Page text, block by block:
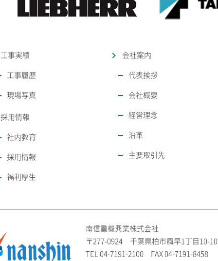
工事実績
工事履歴
現場写真
採用情報
社内教育
採用情報
福利厚生
会社案内
代表挨拶
会社概要
経営理念
沿革
主要取引先
南信重機興業株式会社
〒277-0924 千葉県柏市風早1丁目10-10
TEL04-7191-2100FAX 04-7191-8458